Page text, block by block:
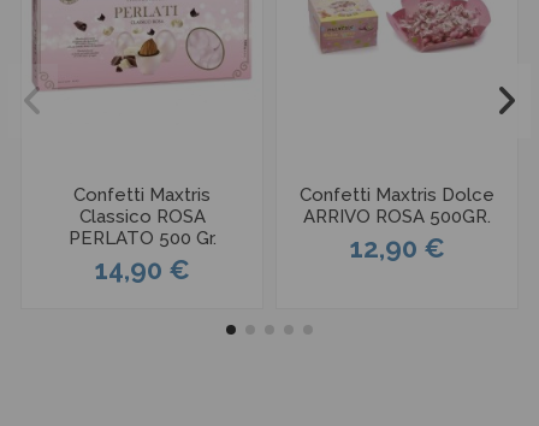
Confetti Maxtris
Classico ROSA
PERLATO 500 Gr.
14,90 €
Confetti Maxtris Dolce
ARRIVO ROSA 500GR.
12,90 €